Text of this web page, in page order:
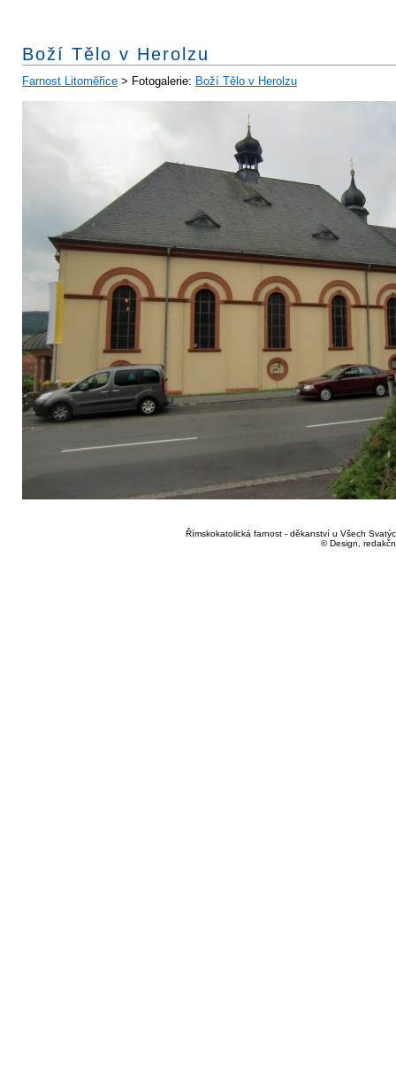
Boží Tělo v Herolzu
Farnost Litoměřice > Fotogalerie: Boží Tělo v Herolzu
Římskokatolická farnost - děkanství u Všech
© Design,